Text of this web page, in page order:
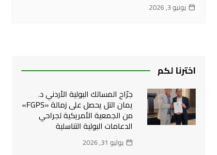
يونيو 3, 2026
اخترنا لكم
جرّاح المسالك البولية الأردني د.
يمان التل يحصل على زمالة «FGPS»
من الجمعية الأمريكية لجراحي
الدعامات البولية التناسلية
يوليو 31, 2026